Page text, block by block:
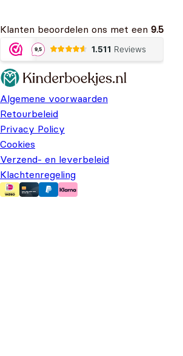
Klanten beoordelen ons met een 9.5
Algemene voorwaarden
Retourbeleid
Privacy Policy
Cookies
Verzend- en leverbeleid
Klachtenregeling